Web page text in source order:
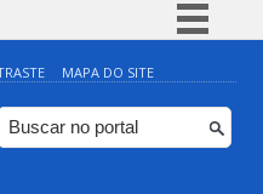
Simplifique!
Comunica BR
Participe
MAPA DO SITE